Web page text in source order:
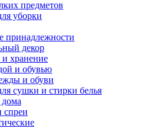
предметов
уборки
принадлежности
декор
хранение
и обувью
и обуви
сушки и стирки белья
спреи